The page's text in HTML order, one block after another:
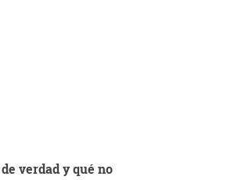
verdad y qué no